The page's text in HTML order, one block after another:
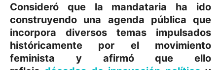
Consideró que la mandataria ha ido
construyendo una agenda pública que
incorpora diversos temas impulsados
históricamente por el movimiento
feminista y afirmó que ello